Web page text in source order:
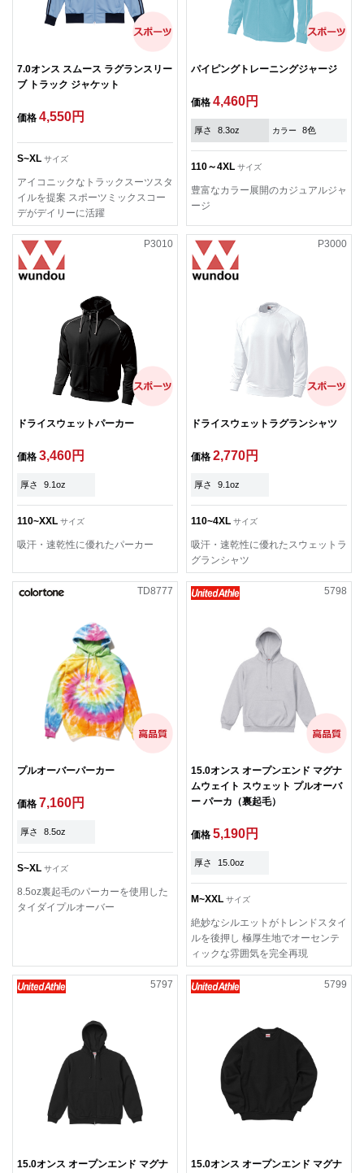
7.0オンス スムース ラグランスリー
ブ トラック ジャケット
価格 4,550円
S~XL サイズ
アイコニックなトラックスーツスタ
イルを提案 スポーツミックスコー
デがデイリーに活躍
パイピングトレーニングジャージ
価格 4,460円
厚さ 8.3oz カラー 8色
110～4XL サイズ
豊富なカラー展開のカジュアルジャ
ージ
P3010
ドライスウェットパーカー
価格 3,460円
厚さ 9.1oz
110~XXL サイズ
吸汗・速乾性に優れたパーカー
P3000
ドライスウェットラグランシャツ
価格 2,770円
厚さ 9.1oz
110~4XL サイズ
吸汗・速乾性に優れたスウェットラ
グランシャツ
TD8777
プルオーバーパーカー
価格 7,160円
厚さ 8.5oz
S~XL サイズ
8.5oz裏起毛のパーカーを使用した
タイダイプルオーバー
5798
15.0オンス オープンエンド マグナ
ムウェイト スウェット プルオーバ
ー パーカ（裏起毛）
価格 5,190円
厚さ 15.0oz
M~XXL サイズ
絶妙なシルエットがトレンドスタイ
ルを後押し 極厚生地でオーセンテ
ィックな雰囲気を完全再現
5797
15.0オンス オープンエンド マグナ
5799
15.0オンス オープンエンド マグナ